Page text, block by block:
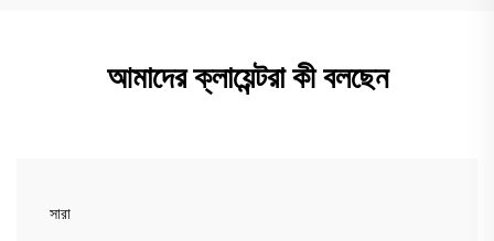
আমাদের ক্লায়েন্টরা কী বলছেন
সারা